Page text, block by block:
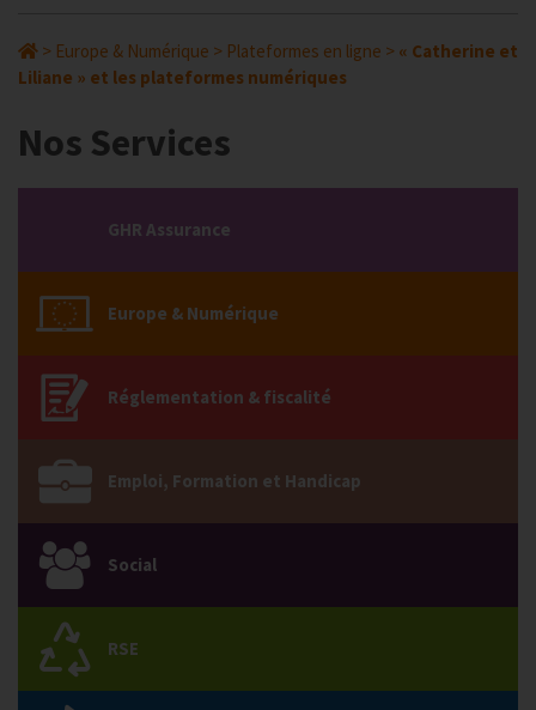
> Europe & Numérique > Plateformes en ligne > « Catherine et
Liliane » et les plateformes numériques
Nos Services
GHR Assurance
Europe & Numérique
Réglementation & fiscalité
Emploi, Formation et Handicap
Social
RSE